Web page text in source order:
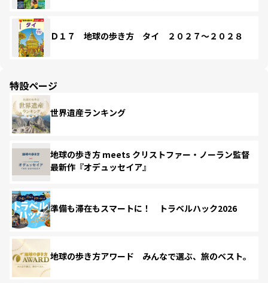
Ｄ１７ 地球の歩き方 タイ ２０２７～２０２８
特設ページ
世界遺産ランキング
地球の歩き方 meets クリストファー・ノーラン監督
最新作『オデュッセイア』
準備も滞在もスマートに！ トラベルハック2026
地球の歩き方アワード みんなで選ぶ、旅のベスト。